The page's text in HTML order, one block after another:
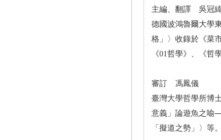
主編、翻譯 吳冠
德國波鴻魯爾大學
格」〉收錄於《菜
《01哲學》、《哲
審訂 馮鳳儀
臺灣大學哲學所博
意義」論遊魚之喻
「擬道之勢」〉等